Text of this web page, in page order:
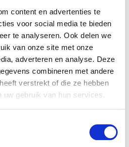
content en advertenties te
voor social media te bieden
te analyseren. Ook delen we
van onze site met onze
adverteren en analyse. Deze
combineren met andere
verstrekt of die ze hebben
uw gebruik van hun services.